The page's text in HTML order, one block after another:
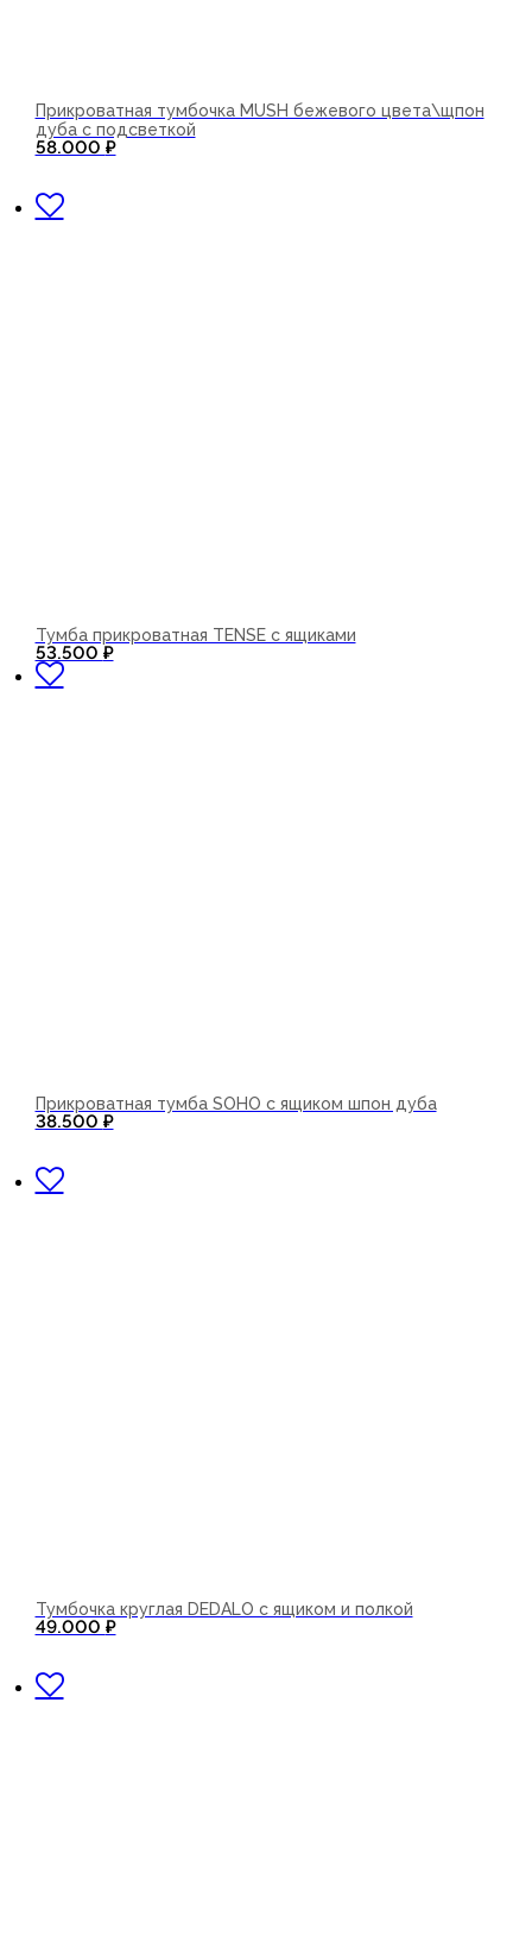
Прикроватная тумбочка MUSH бежевого цвета\щпон
дуба с подсветкой
58.000 ₽
Тумба прикроватная TENSE с ящиками
53.500 ₽
Прикроватная тумба SOHO с ящиком шпон дуба
38.500 ₽
Тумбочка круглая DEDALO с ящиком и полкой
49.000 ₽